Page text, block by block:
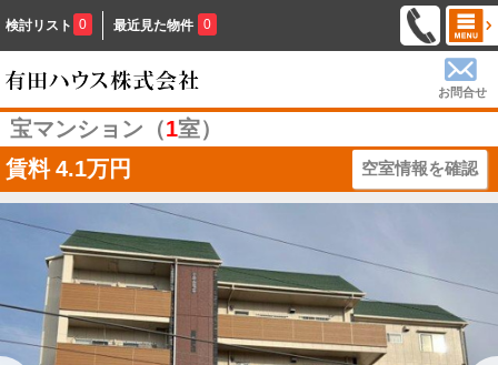
検討リスト 0 最近見た物件 0
お問合せ
宝マンション（1室）
賃料 4.1万円 空室情報を確認